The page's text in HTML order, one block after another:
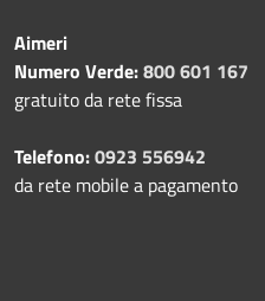
Aimeri
Numero Verde:800 601 167
gratuito da rete fissa
Telefono:0923 556942
da rete mobile a pagamento